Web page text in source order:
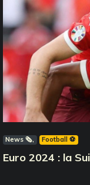
News 🗞️ Football ⚽️
Euro 2024 : la